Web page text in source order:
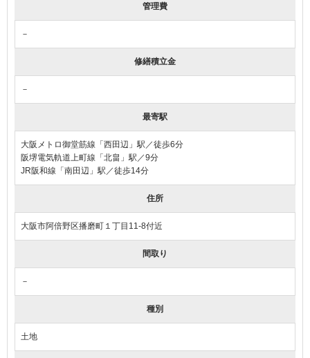
管理費
－
修繕積立金
－
最寄駅
大阪メトロ御堂筋線「西田辺」駅／徒歩6分
阪堺電気軌道上町線「北畠」駅／9分
JR阪和線「南田辺」駅／徒歩14分
住所
大阪市阿倍野区播磨町１丁目11-8付近
間取り
－
種別
土地